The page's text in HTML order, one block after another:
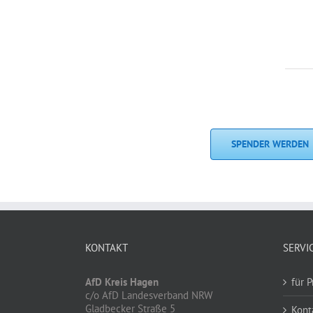
SPENDER WERDEN
KONTAKT
AfD Kreis Hagen
c/o AfD Landesverband NRW
Gladbecker Straße 5
für